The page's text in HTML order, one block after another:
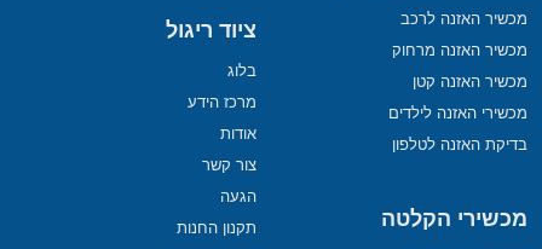
מכשיר האזנה לרכב
מכשיר האזנה מרחוק
מכשיר האזנה קטן
מכשירי האזנה לילדים
בדיקת האזנה לטלפון
מכשירי הקלטה
ציוד ריגול
בלוג
מרכז הידע
אודות
צור קשר
הגעה
תקנון החנות